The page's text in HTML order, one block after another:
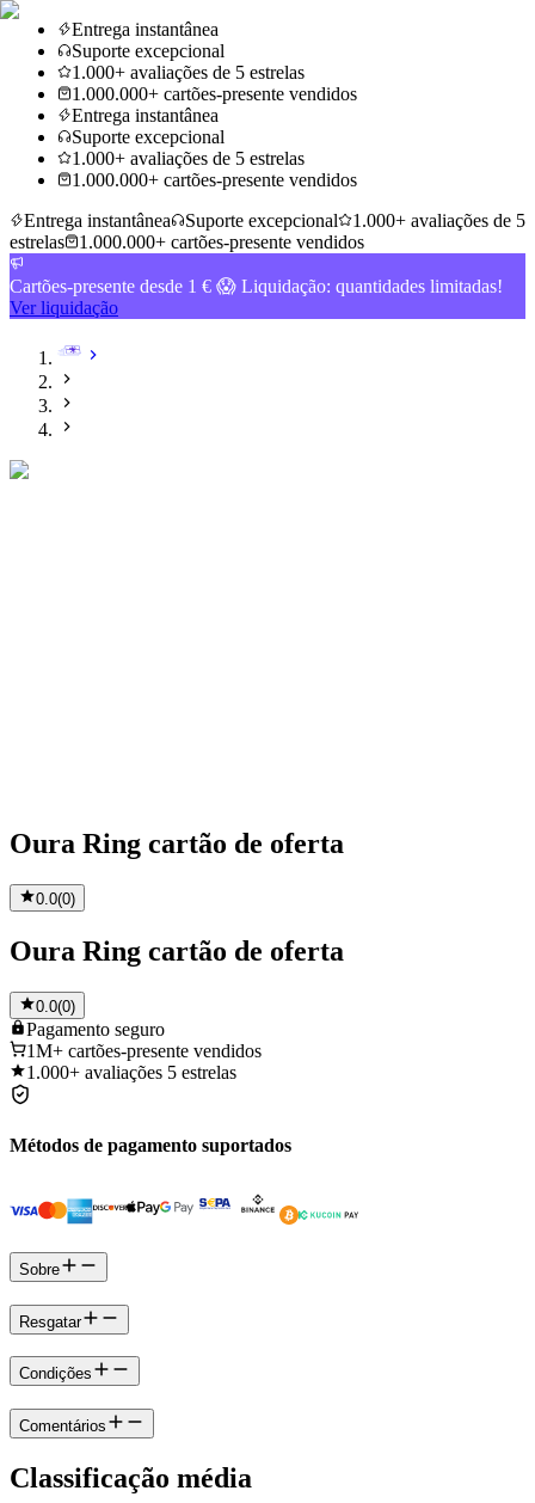
Entrega instantânea
Suporte excepcional
1.000+ avaliações de 5 estrelas
1.000.000+ cartões-presente vendidos
Entrega instantânea
Suporte excepcional
1.000+ avaliações de 5 estrelas
1.000.000+ cartões-presente vendidos
Entrega instantânea
Suporte excepcional
1.000+ avaliações de 5
estrelas
1.000.000+ cartões-presente vendidos
Cartões-presente desde 1 € 😱 Liquidação: quantidades limitadas!
Ver liquidação
Oura Ring cartão de oferta
0.0(0)
Oura Ring cartão de oferta
0.0(0)
Pagamento seguro
1M+ cartões-presente vendidos
1.000+ avaliações 5 estrelas
Métodos de pagamento suportados
Sobre
Resgatar
Condições
Comentários
Classificação média